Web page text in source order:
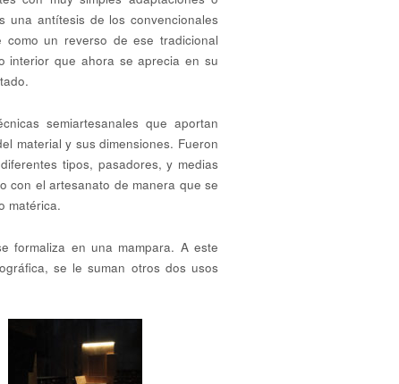
una antítesis de los convencionales
un reverso de ese tradicional
interior que ahora se aprecia en su
semiartesanales que aportan
material y sus dimensiones. Fueron
tipos, pasadores, y medias
con el artesanato de manera que se
matérica.
formaliza en una mampara. A este
se le suman otros dos usos